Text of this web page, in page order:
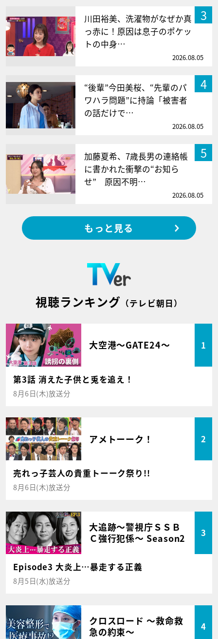
3
川田裕美、洗濯物がなぜか真
っ赤に！原因は息子のポケッ
トの中身…
2026.08.05
4
“後輩”今田美桜、“先輩のパ
ワハラ問題”に持論「被害者
の話だけで…
2026.08.05
5
加藤夏希、7歳長男の連絡帳
に書かれた衝撃の“お知ら
せ” 原因不明…
2026.08.05
もっと見る
視聴ランキング （テレビ朝日）
大空港～GATE24～ 1
第3話 消えた子供と兎を追え！
8月6日(木)放送分
アメトーーク！ 2
売れっ子芸人の貴重トーーク祭り!!
8月6日(木)放送分
大追跡～警視庁ＳＳＢ
Ｃ強行犯係～ Season2
3
Episode3 大炎上…暴走する正義
8月5日(水)放送分
クロスロード ～救命救
急の約束～
4